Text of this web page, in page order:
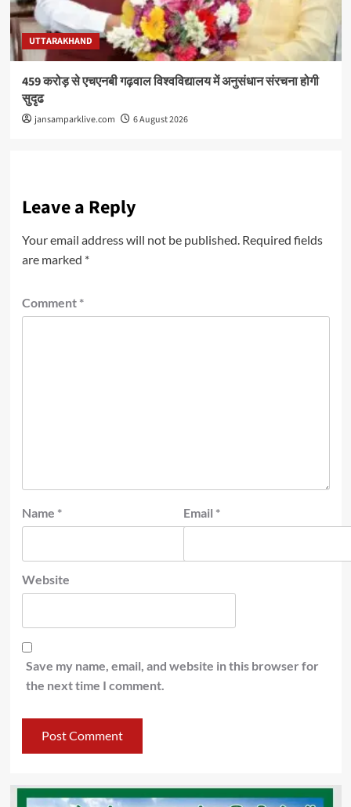
UTTARAKHAND
459 करोड़ से एचएनबी गढ़वाल विश्वविद्यालय में अनुसंधान संरचना होगी
सुदृढ
jansamparklive.com 6 August 2026
Leave a Reply
Your email address will not be published. Required fields
are marked *
Comment *
Name * Email *
Website
Save my name, email, and website in this browser for
the next time I comment.